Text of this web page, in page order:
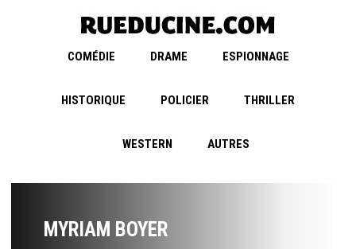
COMÉDIE DRAME ESPIONNAGE
HISTORIQUE POLICIER THRILLER
WESTERN AUTRES
MYRIAM BOYER